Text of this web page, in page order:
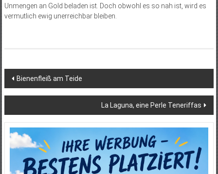
Unmengen an Gold beladen ist. Doch obwohl es so nah ist, wird es
vermutlich ewig unerreichbar bleiben.
Beitragsnavigation
Bienenfleiß am Teide
La Laguna, eine Perle Teneriffas